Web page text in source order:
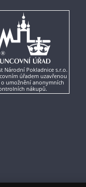
Národní Pokladnice s.r.o.
úřadem uzavřenou
umožnění anonymních
nákupů.